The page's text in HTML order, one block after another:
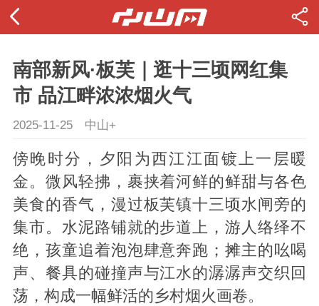
南部新风·板芙｜逛十三顷网红集
市 品江畔浓浓烟火气
2025-11-25 中山+
傍晚时分，夕阳为西江江面镀上一层暖
金。微风轻拂，裹挟着河鲜的鲜甜与各色
美食的香气，漫过板芙镇十三顷水闸旁的
集市。水泥路铺就的步道上，游人络绎不
绝，孩童追着泡泡肆意奔跑；摊主的吆喝
声、餐具的碰撞声与江水的潺潺声交织回
荡，构成一幅鲜活的乡村烟火画卷。